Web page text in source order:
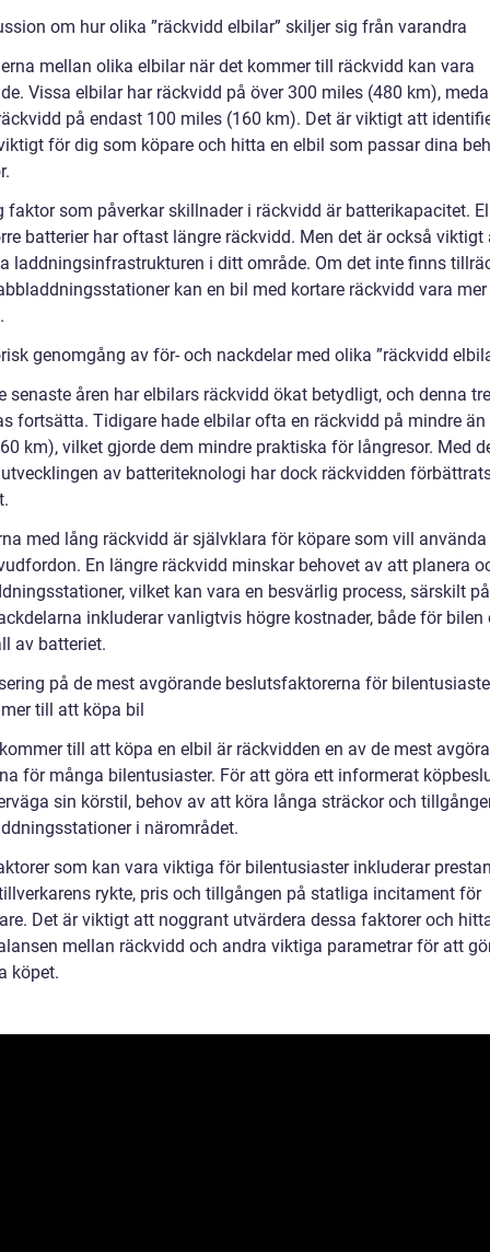
om hur olika ”räckvidd elbilar” skiljer sig från varandra
mellan olika elbilar när det kommer till räckvidd kan vara
Vissa elbilar har räckvidd på över 300 miles (480 km),
på endast 100 miles (160 km). Det är viktigt att
för dig som köpare och hitta en elbil som passar dina
faktor som påverkar skillnader i räckvidd är batterikapacitet.
batterier har oftast längre räckvidd. Men det är också viktigt
laddningsinfrastrukturen i ditt område. Om det inte finns
kan en bil med kortare räckvidd vara mer
genomgång av för- och nackdelar med olika ”räckvidd
senaste åren har elbilars räckvidd ökat betydligt, och denna
fortsätta. Tidigare hade elbilar ofta en räckvidd på mindre än
km), vilket gjorde dem mindre praktiska för långresor. Med
av batteriteknologi har dock räckvidden
med lång räckvidd är självklara för köpare som vill
En längre räckvidd minskar behovet av att planera
vilket kan vara en besvärlig process, särskilt
inkluderar vanligtvis högre kostnader, både för bilen
av batteriet.
på de mest avgörande beslutsfaktorerna för
till att köpa bil
till att köpa en elbil är räckvidden en av de mest
för många bilentusiaster. För att göra ett informerat
sin körstil, behov av att köra långa sträckor och
i närområdet.
som kan vara viktiga för bilentusiaster inkluderar
rykte, pris och tillgången på statliga incitament för
Det är viktigt att noggrant utvärdera dessa faktorer och
mellan räckvidd och andra viktiga parametrar för att
köpet.